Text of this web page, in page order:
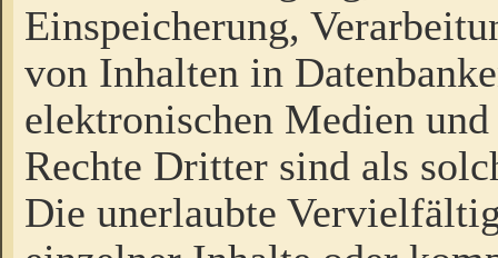
Einspeicherung,
von Inhalten in
elektronischen Medien
Rechte Dritter sind als
Die unerlaubte